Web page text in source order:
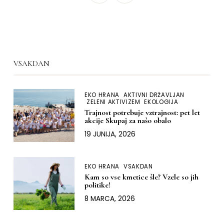
VSAKDAN
EKO HRANA AKTIVNI DRŽAVLJAN
ZELENI AKTIVIZEM EKOLOGIJA
Trajnost potrebuje vztrajnost: pet let
akcije Skupaj za našo obalo
19 JUNIJA, 2026
EKO HRANA VSAKDAN
Kam so vse kmetice šle? Vzele so jih
politike!
8 MARCA, 2026